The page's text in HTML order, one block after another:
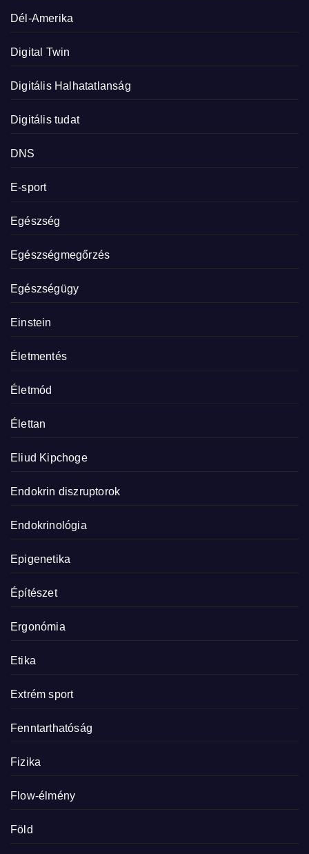
Dél-Amerika
Digital Twin
Digitális Halhatatlanság
Digitális tudat
DNS
E-sport
Egészség
Egészségmegőrzés
Egészségügy
Einstein
Életmentés
Életmód
Élettan
Eliud Kipchoge
Endokrin diszruptorok
Endokrinológia
Epigenetika
Építészet
Ergonómia
Etika
Extrém sport
Fenntarthatóság
Fizika
Flow-élmény
Föld